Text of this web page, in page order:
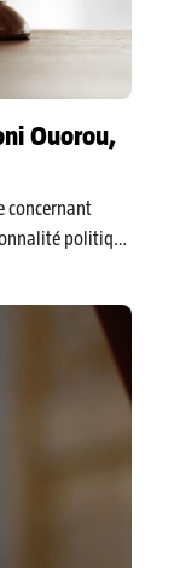
Ouorou,
concernant
politique
en première